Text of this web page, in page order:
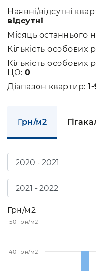
Наявні/відсутні
відсутні
Місяць останнього
Кількість особових
Кількість особових
ЦО: 0
Діапазон квартир:
Грн/м2
Грн/м2
40 грн/м2
50 грн/м2